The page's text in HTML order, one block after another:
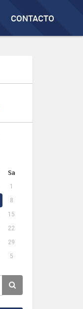
CONTACTO
Sa
1
8
15
22
29
5